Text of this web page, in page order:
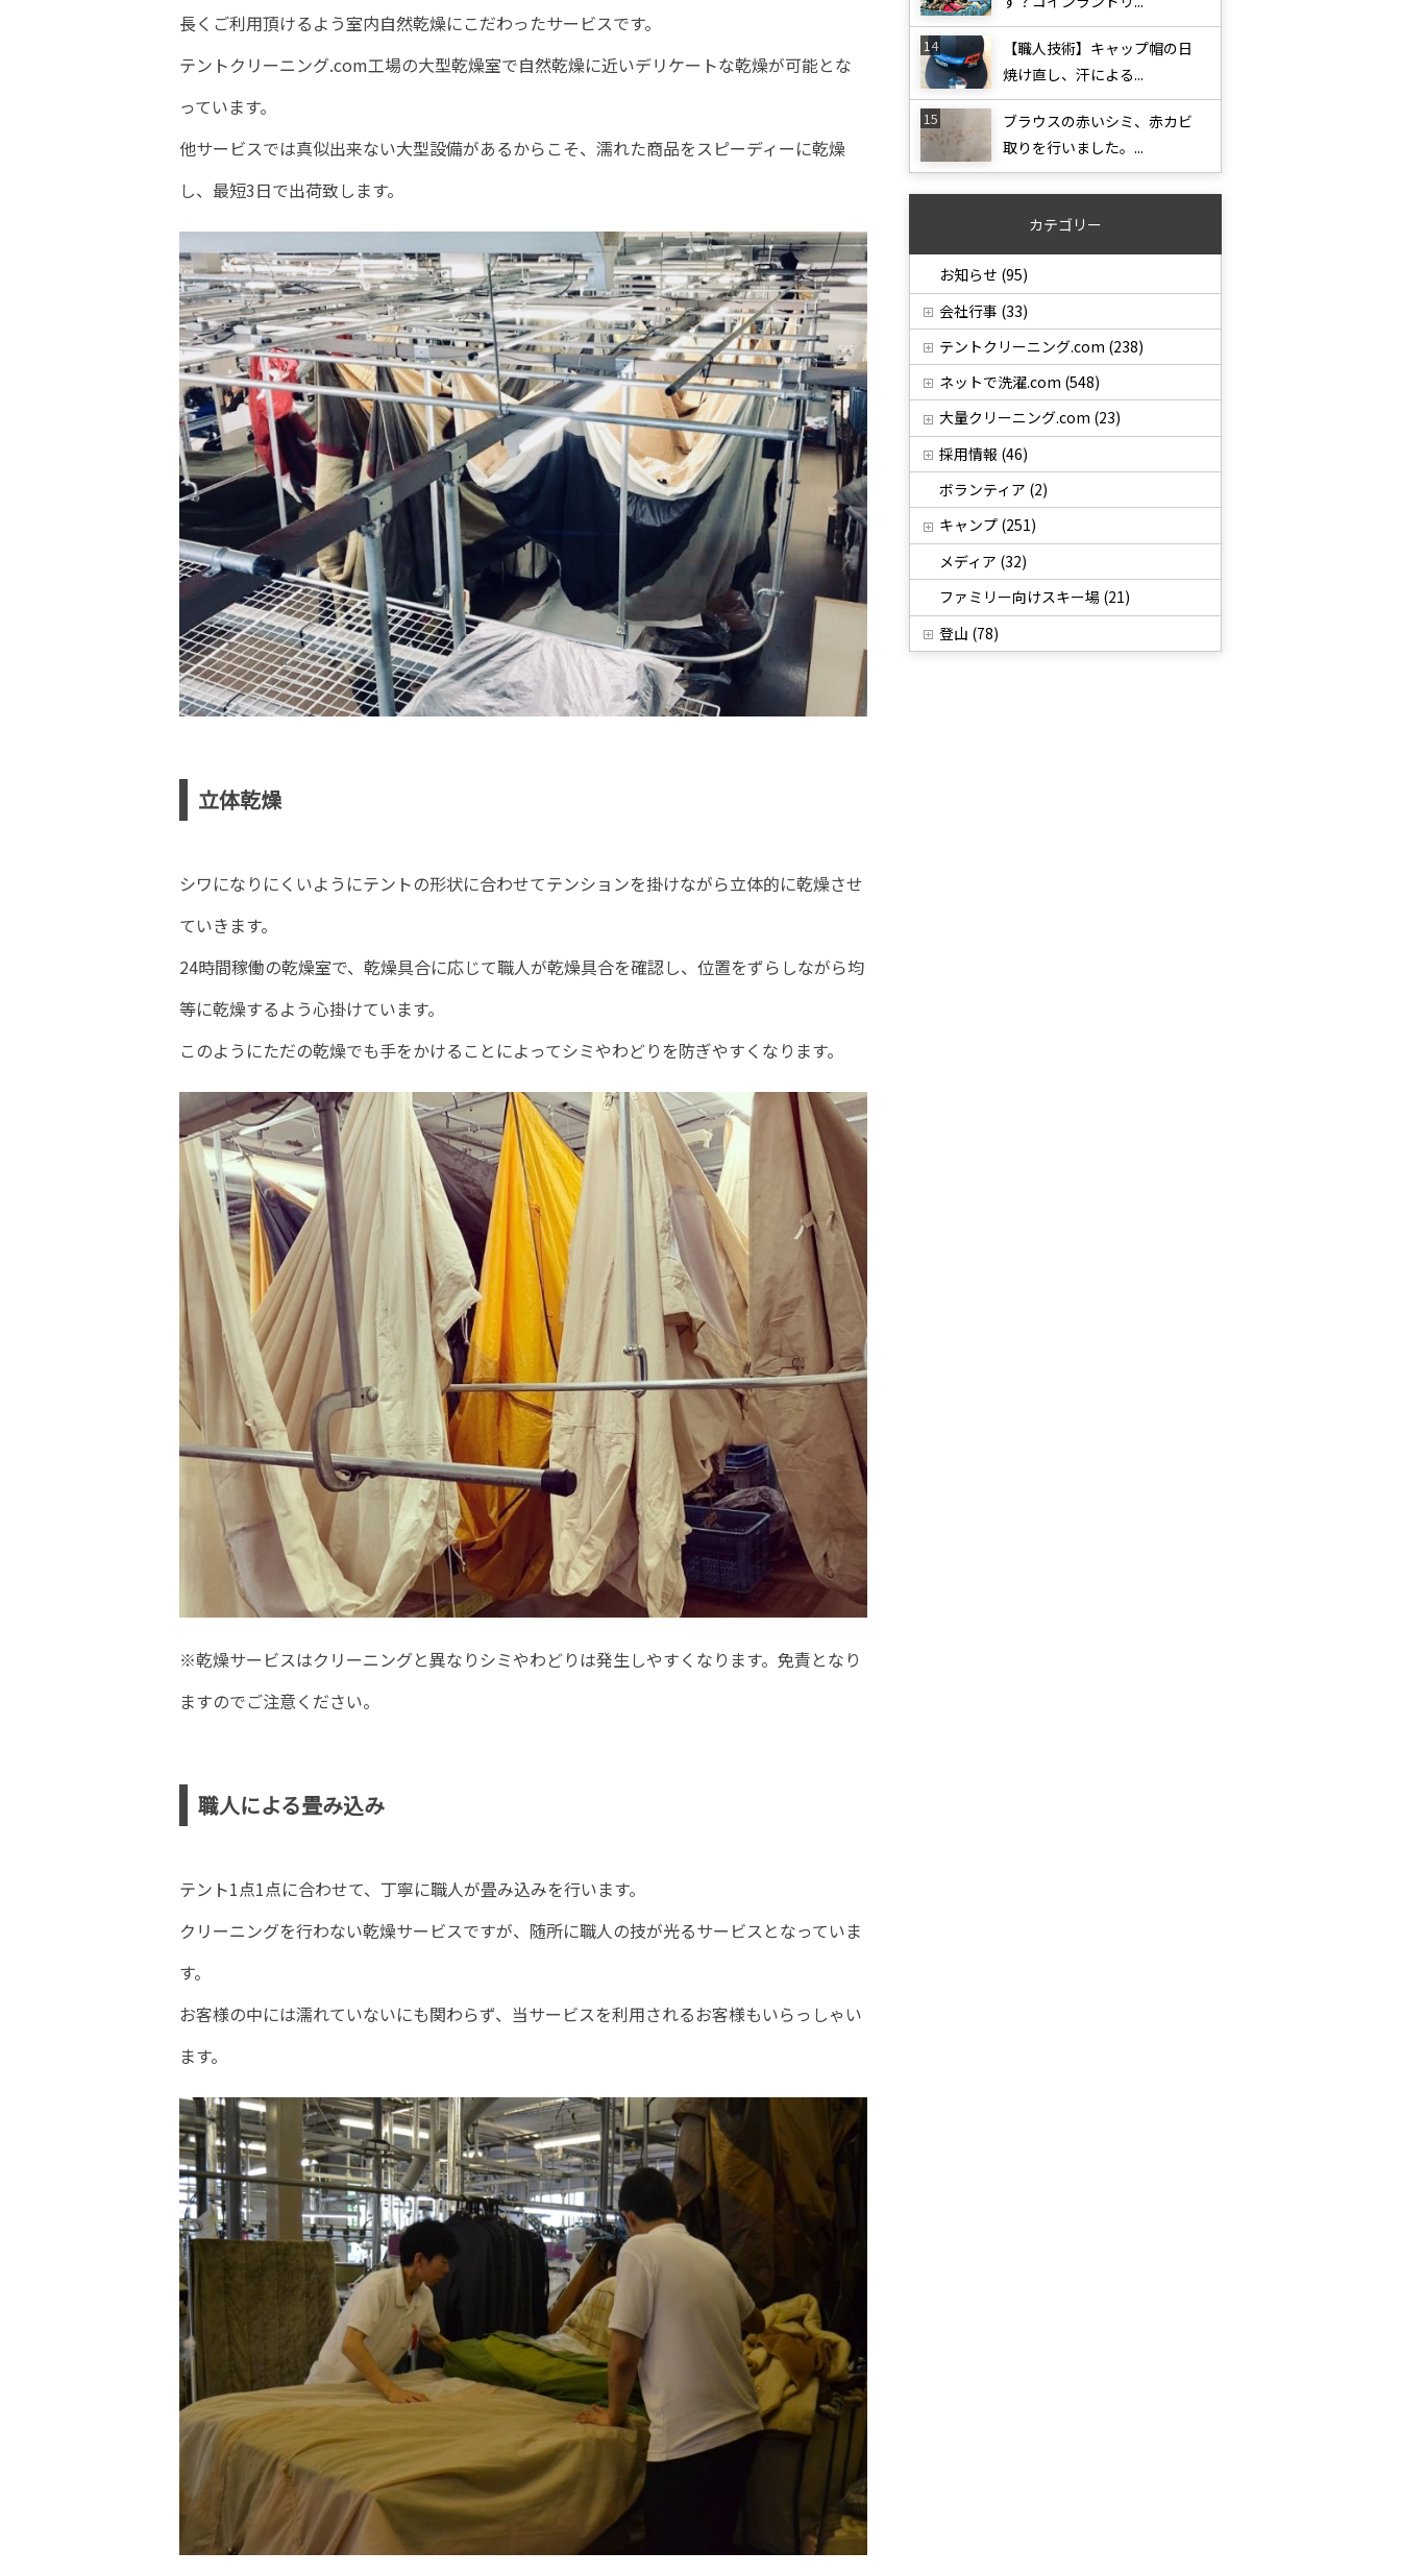
長くご利用頂けるよう室内自然乾燥にこだわったサービスです。
テントクリーニング.com工場の大型乾燥室で自然乾燥に近いデリケートな乾燥が可能とな
っています。
他サービスでは真似出来ない大型設備があるからこそ、濡れた商品をスピーディーに乾燥
し、最短3日で出荷致します。
立体乾燥
シワになりにくいようにテントの形状に合わせてテンションを掛けながら立体的に乾燥させ
ていきます。
24時間稼働の乾燥室で、乾燥具合に応じて職人が乾燥具合を確認し、位置をずらしながら均
等に乾燥するよう心掛けています。
このようにただの乾燥でも手をかけることによってシミやわどりを防ぎやすくなります。
※乾燥サービスはクリーニングと異なりシミやわどりは発生しやすくなります。免責となり
ますのでご注意ください。
職人による畳み込み
テント1点1点に合わせて、丁寧に職人が畳み込みを行います。
クリーニングを行わない乾燥サービスですが、随所に職人の技が光るサービスとなっていま
す。
お客様の中には濡れていないにも関わらず、当サービスを利用されるお客様もいらっしゃい
ます。
【職人技術】キャップ帽の日
焼け直し、汗による...
ブラウスの赤いシミ、赤カビ
取りを行いました。...
カテゴリー
お知らせ (95)
会社行事 (33)
テントクリーニング.com (238)
ネットで洗濯.com (548)
大量クリーニング.com (23)
採用情報 (46)
ボランティア (2)
キャンプ (251)
メディア (32)
ファミリー向けスキー場 (21)
登山 (78)